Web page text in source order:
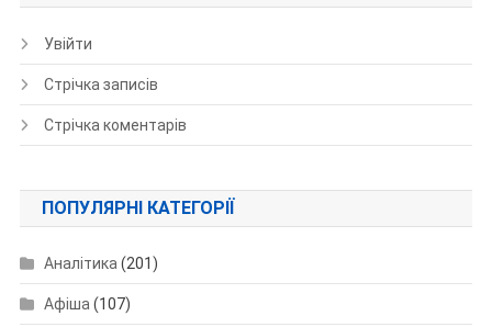
Увійти
Стрічка записів
Стрічка коментарів
ПОПУЛЯРНІ КАТЕГОРІЇ
Аналітика (201)
Афіша (107)